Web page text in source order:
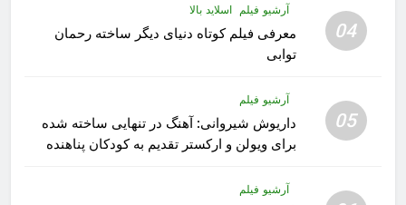
04
آرشیو فیلم اسلاید بالا
معرفی فیلم کوتاه دنیای دیگر ساخته رحمان
توابی
05
آرشیو فیلم
داریوش شیروانی: آهنگ در تنهایی ساخته شده
برای ویولن و ارکستر تقدیم به کودکان پناهنده
آرشیو فیلم